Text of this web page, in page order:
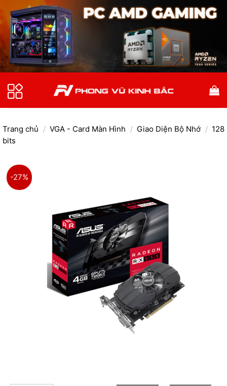
qua
nội
dung
Trang chủ / VGA - Card Màn Hình / Giao Diện Bộ Nhớ / 128
bits
-27%